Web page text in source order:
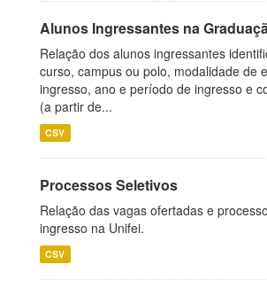
Alunos Ingressantes na
Relação dos alunos ingressantes
curso, campus ou polo, modalidade de
ingresso, ano e período de ingresso e
(a partir de...
CSV
Processos Seletivos
Relação das vagas ofertadas e
ingresso na Unifei.
CSV